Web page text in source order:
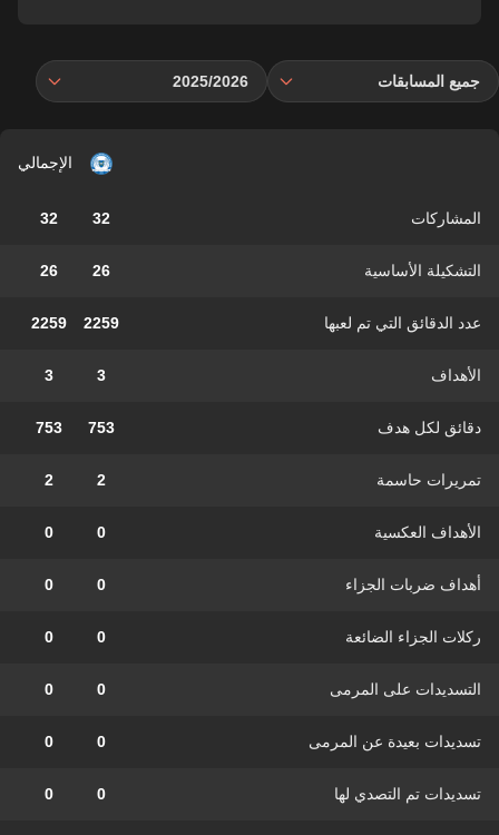
جميع المسابقات 2025/2026
الإجمالي
المشاركات 32
32
التشكيلة الأساسية 26
26
عدد الدقائق التي تم لعبها 2259
2259
الأهداف 3
3
دقائق لكل هدف 753
753
تمريرات حاسمة 2
2
الأهداف العكسية 0
0
أهداف ضربات الجزاء 0
0
ركلات الجزاء الضائعة 0
0
التسديدات على المرمى 0
0
تسديدات بعيدة عن المرمى 0
0
تسديدات تم التصدي لها 0
0